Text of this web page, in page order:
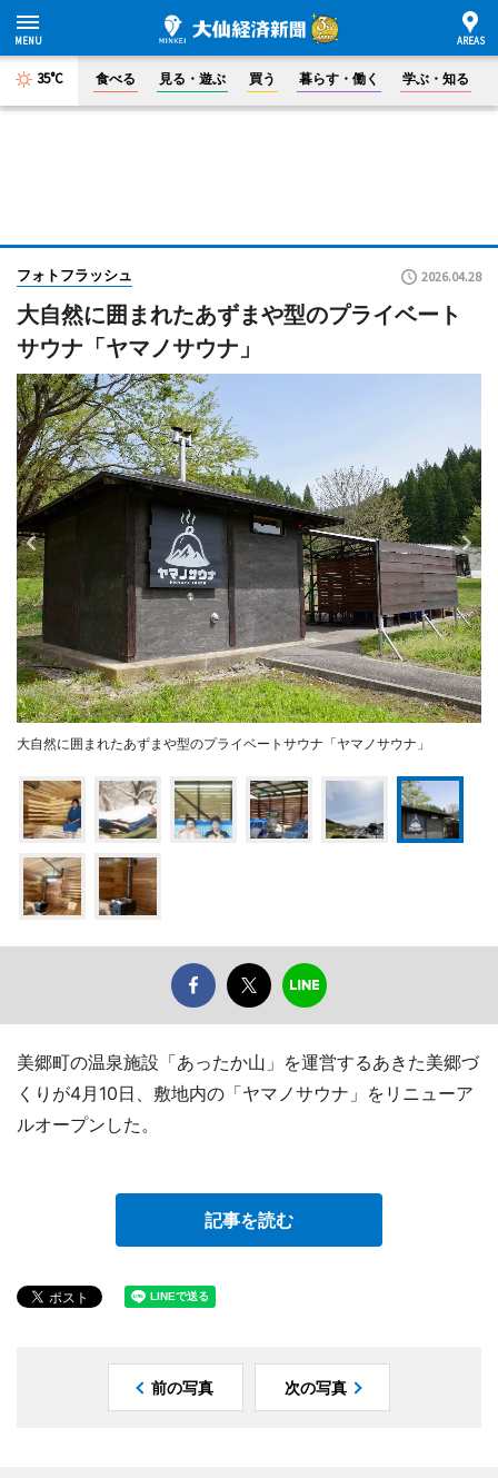
35°C 食べる 見る・遊ぶ 買う 暮らす・働く 学ぶ・知る
フォトフラッシュ 2026.04.28
大自然に囲まれたあずまや型のプライベート
サウナ「ヤマノサウナ」
大自然に囲まれたあずまや型のプライベートサウナ「ヤマノサウナ」
美郷町の温泉施設「あったか山」を運営するあきた美郷づ
くりが4月10日、敷地内の「ヤマノサウナ」をリニューア
ルオープンした。
記事を読む
前の写真 次の写真